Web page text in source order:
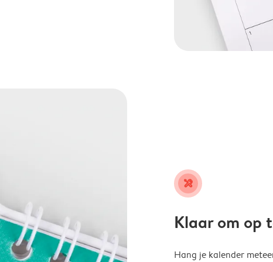
tools
Klaar om op
Hang je kalender